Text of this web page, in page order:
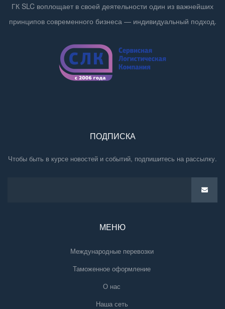
ГК SLC воплощает в своей деятельности один из важнейших
принципов современного бизнеса — индивидуальный подход.
ПОДПИСКА
Чтобы быть в курсе новостей и событий, подпишитесь на рассылку.
МЕНЮ
Международные перевозки
Таможенное оформление
О нас
Наша сеть